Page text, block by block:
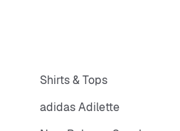
Shirts & Tops
adidas Adilette